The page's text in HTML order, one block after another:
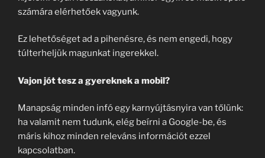
számára elérhetőek vagyunk.
Ez lehetőséget ad a pihenésre, és nem engedi, hogy
túlterheljük magunkat ingerekkel.
Vajon jót tesz a gyereknek a mobil?
Manapság minden infó egy karnyújtásnyira van tőlünk:
ha valamit nem tudunk, elég beírni a Google-be, és
máris kihoz minden releváns információt ezzel
kapcsolatban.